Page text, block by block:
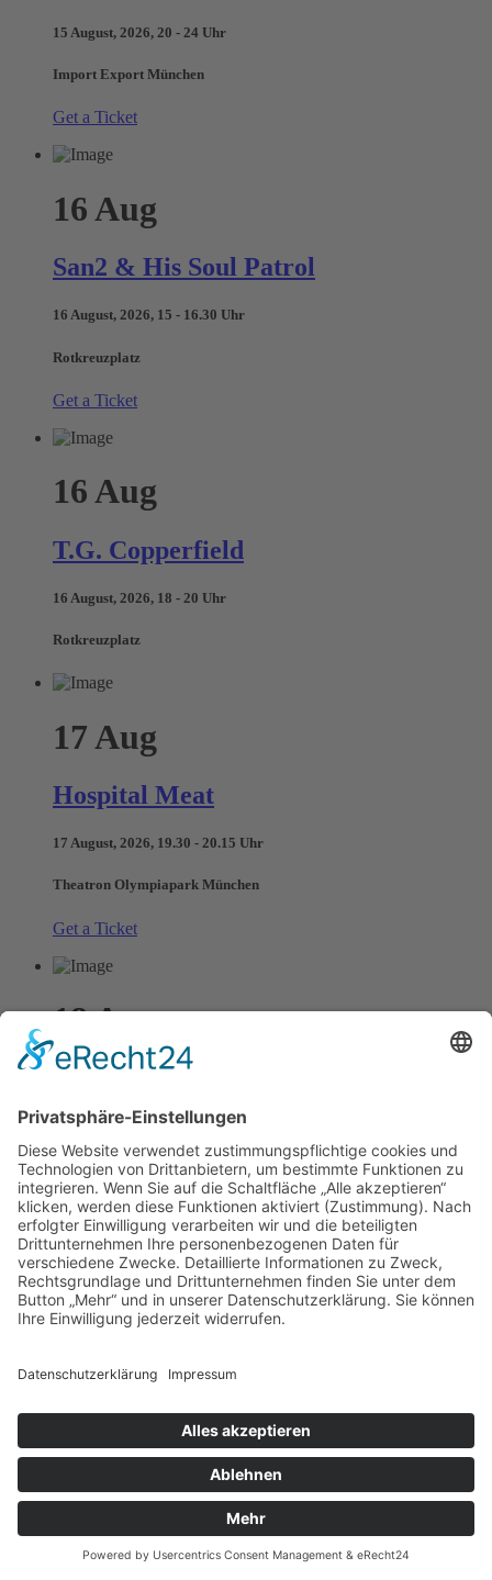
15 August, 2026, 20 - 24 Uhr
Import Export München
Get a Ticket
16 Aug
San2 & His Soul Patrol
16 August, 2026, 15 - 16.30 Uhr
Rotkreuzplatz
Get a Ticket
16 Aug
T.G. Copperfield
16 August, 2026, 18 - 20 Uhr
Rotkreuzplatz
17 Aug
Hospital Meat
17 August, 2026, 19.30 - 20.15 Uhr
Theatron Olympiapark München
Get a Ticket
18Aug
Manuel Meier
18 August, 2026, 20 - 22 Uhr
Hard Rock Cafe München
18Aug
Polar Noir
18 August, 2026, 19 - 20 Uhr
Theatron Olympiapark München
Get a Ticket
19Aug